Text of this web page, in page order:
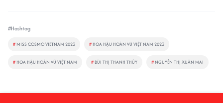
#Hashtag
# MISS COSMO VIETNAM 2023 # HOA HẬU HOÀN VŨ VIỆT NAM 2023
# HOA HẬU HOÀN VŨ VIỆT NAM # BÙI THỊ THANH THỦY # NGUYỄN THỊ XUÂN MAI